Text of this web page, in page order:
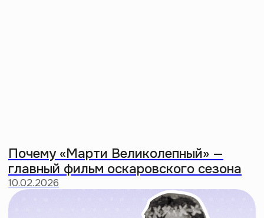
Когда все станут мусульманами? Как
ислам стал модным
41:02